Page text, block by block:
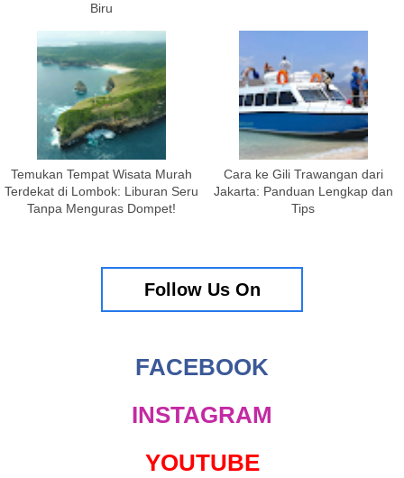
Biru
Temukan Tempat Wisata Murah
Terdekat di Lombok: Liburan Seru
Tanpa Menguras Dompet!
Cara ke Gili Trawangan dari
Jakarta: Panduan Lengkap dan
Tips
Follow Us On
FACEBOOK
INSTAGRAM
YOUTUBE